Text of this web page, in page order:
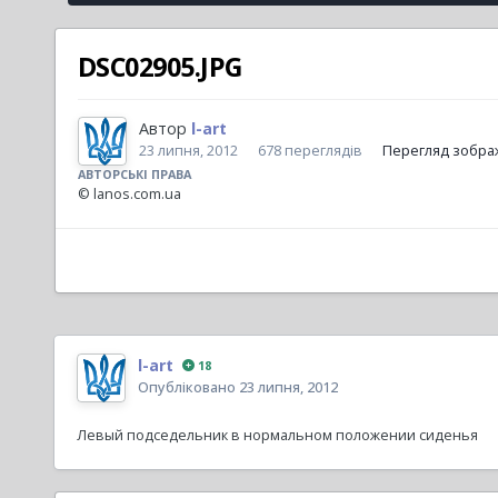
DSC02905.JPG
Автор l-art
23 липня, 2012 678 переглядів Перегляд
АВТОРСЬКІ ПРАВА
© lanos.com.ua
l-art 18
Опубліковано 23 липня, 2012
Левый подседельник в нормальном положении сиденья